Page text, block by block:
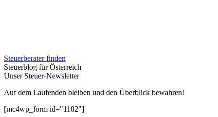
Steuerberater finden
Steuerblog für Österreich
Unser Steuer-Newsletter
Auf dem Laufenden bleiben und den Überblick bewahren!
[mc4wp_form id="1182"]